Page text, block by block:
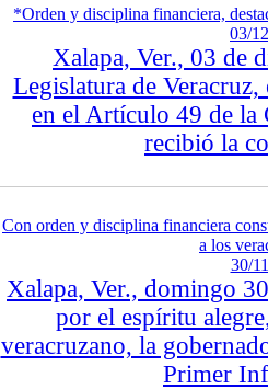
*Orden y disciplina financiera,
03/
Xalapa, Ver., 03 de
Legislatura de
en el Artículo 49 de la
recibió la
Con orden y disciplina financiera
a los
30/
Xalapa, Ver., domingo
por el espíritu
veracruzano, la
Primer